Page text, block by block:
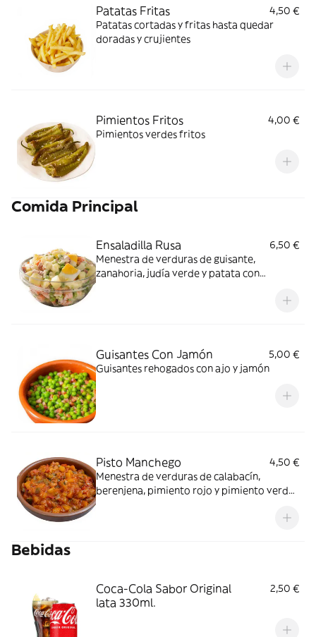
Patatas Fritas
4,50 €
Patatas cortadas y fritas hasta quedar
doradas y crujientes
Pimientos Fritos
4,00 €
Pimientos verdes fritos
Comida Principal
Ensaladilla Rusa
6,50 €
Menestra de verduras de guisante,
zanahoria, judía verde y patata con
Guisantes Con Jamón
5,00 €
Guisantes rehogados con ajo y jamón
Pisto Manchego
4,50 €
Menestra de verduras de calabacín,
berenjena, pimiento rojo y pimiento verde
Bebidas
Coca-Cola Sabor Original
lata 330ml.
2,50 €